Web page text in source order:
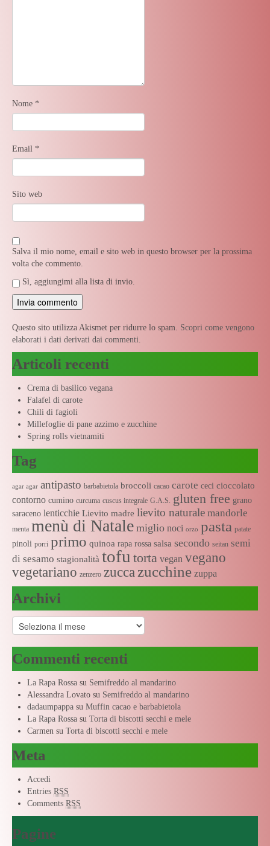
Nome *
Email *
Sito web
Salva il mio nome, email e sito web in questo browser per la prossima
volta che commento.
Sì, aggiungimi alla lista di invio.
Questo sito utilizza Akismet per ridurre lo spam. Scopri come vengono
elaborati i dati derivati dai commenti.
Articoli recenti
Crema di basilico vegana
Falafel di carote
Chili di fagioli
Millefoglie di pane azzimo e zucchine
Spring rolls vietnamiti
Tag
agar agar antipasto barbabietola broccoli cacao carote ceci cioccolato
contorno cumino curcuma cuscus integrale G.A.S. gluten free grano
saraceno lenticchie Lievito madre lievito naturale mandorle
menta menù di Natale miglio noci orzo pasta patate
pinoli porri primo quinoa rapa rossa salsa secondo seitan semi
di sesamo stagionalità tofu torta vegan vegano
vegetariano zenzero zucca zucchine zuppa
Archivi
Archivi
Commenti recenti
La Rapa Rossa su Semifreddo al mandarino
Alessandra Lovato su Semifreddo al mandarino
dadaumpappa su Muffin cacao e barbabietola
La Rapa Rossa su Torta di biscotti secchi e mele
Carmen su Torta di biscotti secchi e mele
Meta
Accedi
Entries RSS
Comments RSS
Pagine